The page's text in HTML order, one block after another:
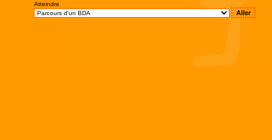
Atteindre